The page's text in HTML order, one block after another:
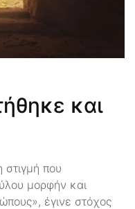
και
στιγμή που
μορφήν και
έγινε στόχος